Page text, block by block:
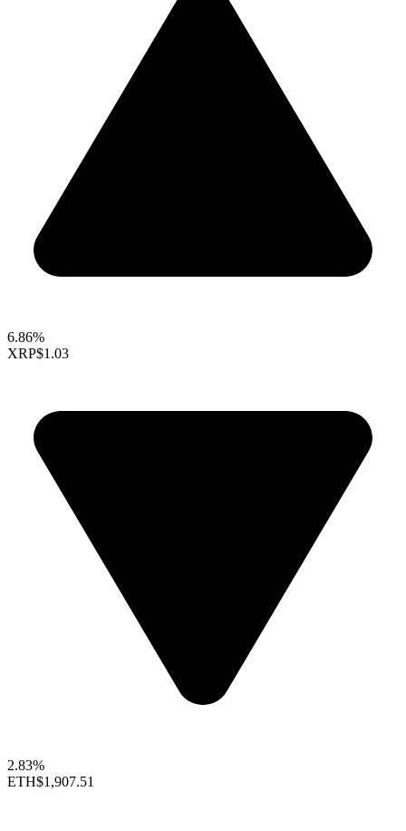
6.86%
XRP$1.03
2.83%
ETH$1,907.51